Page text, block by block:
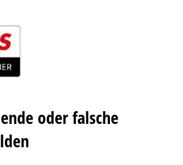
oder falsche